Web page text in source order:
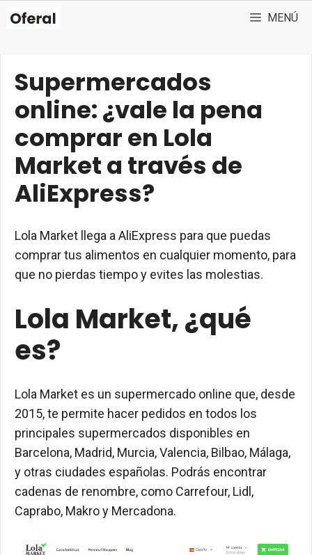
Saltar
MENÚ
Supermercados
online: ¿vale la pena
comprar en Lola
Market a través de
AliExpress?
Lola Market llega a AliExpress para que puedas
comprar tus alimentos en cualquier momento, para
que no pierdas tiempo y evites las molestias.
Lola Market, ¿qué
es?
Lola Market es un supermercado online que, desde
2015, te permite hacer pedidos en todos los
principales supermercados disponibles en
Barcelona, Madrid, Murcia, Valencia, Bilbao, Málaga,
y otras ciudades españolas. Podrás encontrar
cadenas de renombre, como Carrefour, Lidl,
Caprabo, Makro y Mercadona.